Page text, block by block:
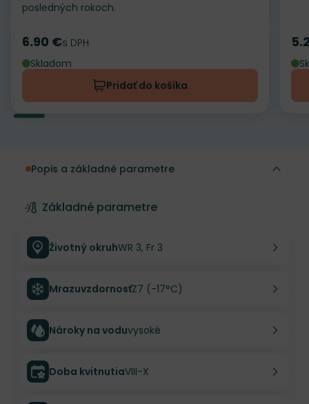
posledných rokoch.
Cena
6.90 €s DPH
Skladom
Pridať do košíka
Popis a základné parametre
Základné parametre
Životný okruhWR 3, Fr 3
MrazuvzdornosťZ7 (-17°C)
Nároky na voduvysoké
Doba kvitnutiaVIII-X